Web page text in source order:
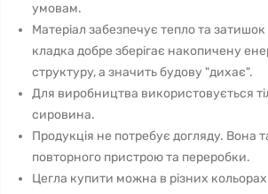
умовам.
Матеріал забезпечує тепло та
кладка добре зберігає накопичену
структуру, а значить будову "дихає".
Для виробництва використовується
сировина.
Продукція не потребує догляду. Вона
повторного пристрою та переробки.
Цегла купити можна в різних кольорах